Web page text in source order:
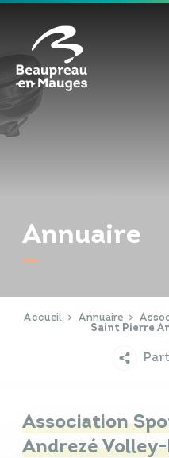
Annuaire
Accueil Annuaire
Saint Pierre
Association
Andrezé
Cookies management panel